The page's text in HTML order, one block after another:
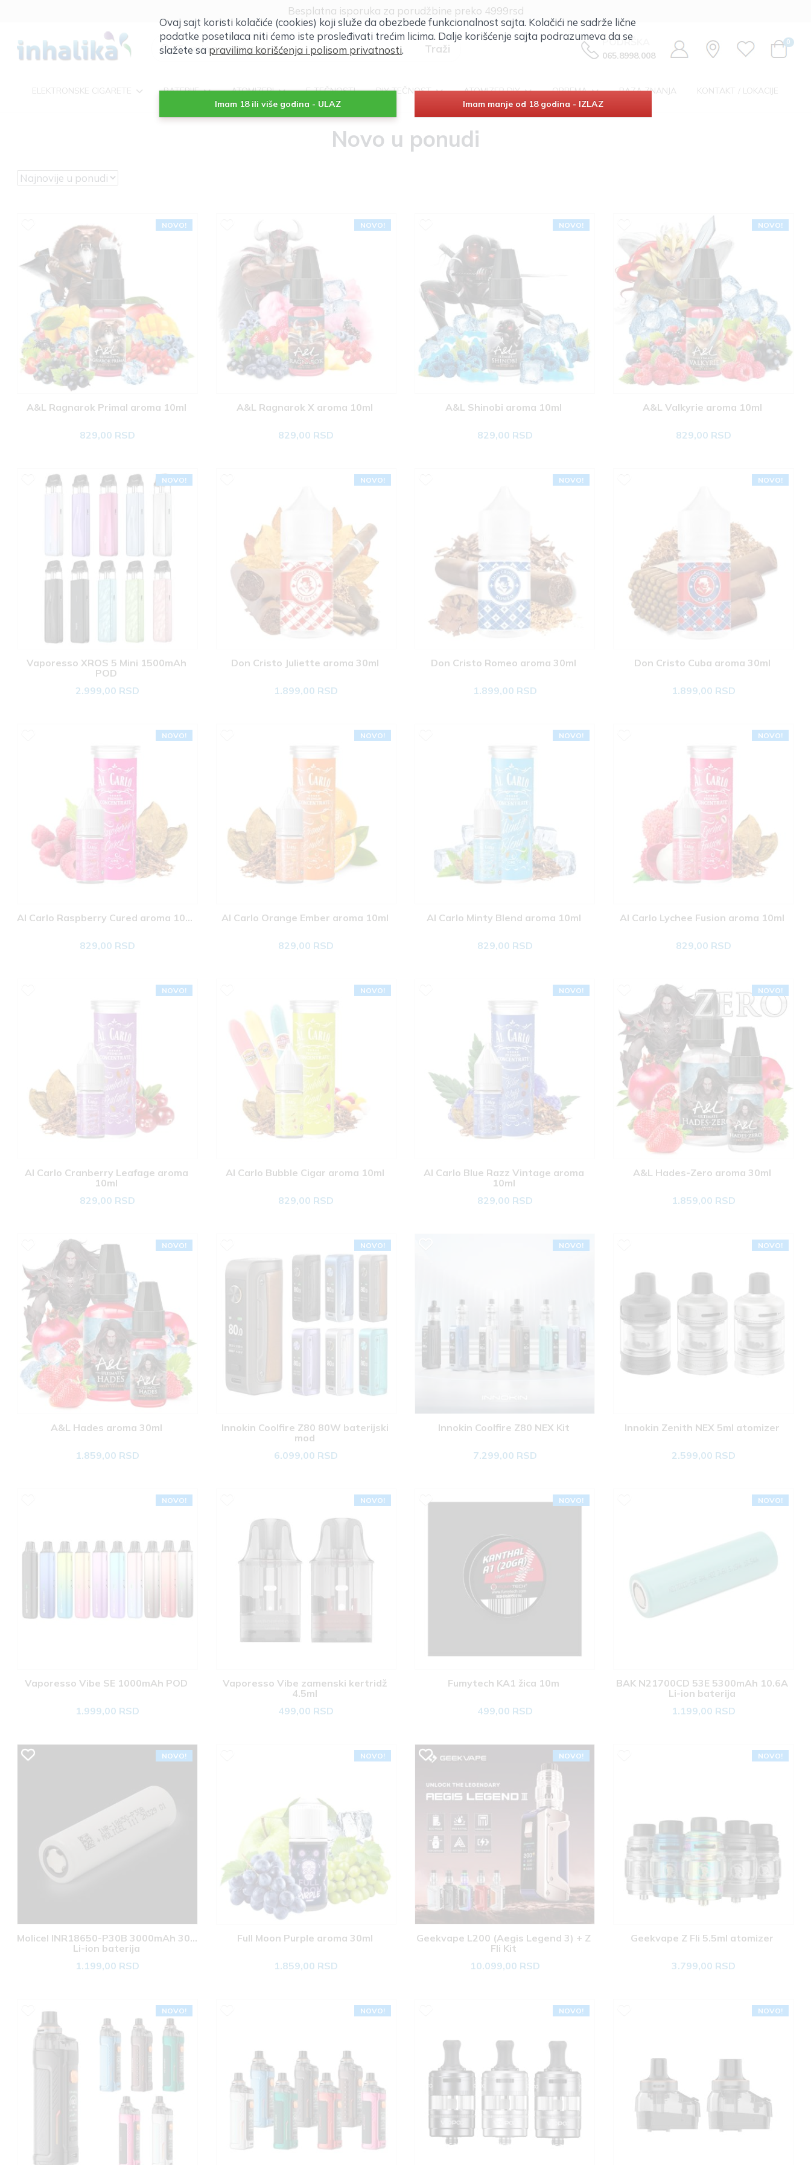
Klik za više informacija
PODRŠKA
065.8998.008
0
ELEKTRONSKE CIGARETE BATERIJE ATOMIZERI E-TEČNOSTI DIY TEČNOST ATOMIZER DIY OPREMA BAZA ZNANJA KONTAKT / LOKACIJE
Novo u ponudi
NOVO!
A&L Ragnarok Primal aroma 10ml
829,00 RSD
NOVO!
A&L Ragnarok X aroma 10ml
829,00 RSD
NOVO!
A&L Shinobi aroma 10ml
829,00 RSD
NOVO!
A&L Valkyrie aroma 10ml
829,00 RSD
NOVO!
Vaporesso XROS 5 Mini 1500mAh
POD
2.999,00 RSD
NOVO!
Don Cristo Juliette aroma 30ml
1.899,00 RSD
NOVO!
Don Cristo Romeo aroma 30ml
1.899,00 RSD
NOVO!
Don Cristo Cuba aroma 30ml
1.899,00 RSD
NOVO!
Al Carlo Raspberry Cured aroma 10ml
829,00 RSD
NOVO!
Al Carlo Orange Ember aroma 10ml
829,00 RSD
NOVO!
Al Carlo Minty Blend aroma 10ml
829,00 RSD
NOVO!
Al Carlo Lychee Fusion aroma 10ml
829,00 RSD
NOVO!
Al Carlo Cranberry Leafage aroma
10ml
829,00 RSD
NOVO!
Al Carlo Bubble Cigar aroma 10ml
829,00 RSD
NOVO!
Al Carlo Blue Razz Vintage aroma
10ml
829,00 RSD
NOVO!
A&L Hades-Zero aroma 30ml
1.859,00 RSD
NOVO!
A&L Hades aroma 30ml
1.859,00 RSD
NOVO!
Innokin Coolfire Z80 80W baterijski
mod
6.099,00 RSD
NOVO!
Innokin Coolfire Z80 NEX Kit
7.299,00 RSD
NOVO!
Innokin Zenith NEX 5ml atomizer
2.599,00 RSD
NOVO!
Vaporesso Vibe SE 1000mAh POD
1.999,00 RSD
NOVO!
Vaporesso Vibe zamenski kertridž
4.5ml
499,00 RSD
NOVO!
Fumytech KA1 žica 10m
499,00 RSD
NOVO!
BAK N21700CD 53E 5300mAh 10.6A
Li-ion baterija
1.199,00 RSD
NOVO!
Molicel INR18650-P30B 3000mAh 30A
Li-ion baterija
1.199,00 RSD
NOVO!
Full Moon Purple aroma 30ml
1.859,00 RSD
NOVO!
Geekvape L200 (Aegis Legend 3) + Z
Fli Kit
10.099,00 RSD
NOVO!
Geekvape Z Fli 5.5ml atomizer
3.799,00 RSD
NOVO! NOVO! NOVO! NOVO!
Ovaj sajt koristi kolačiće (cookies) koji služe da obezbede funkcionalnost sajta. Kolačići ne sadrže lične
podatke posetilaca niti ćemo iste prosleđivati trećim licima. Dalje korišćenje sajta podrazumeva da se
slažete sa pravilima korišćenja i polisom privatnosti.
Imam 18 ili više godina - ULAZ Imam manje od 18 godina - IZLAZ